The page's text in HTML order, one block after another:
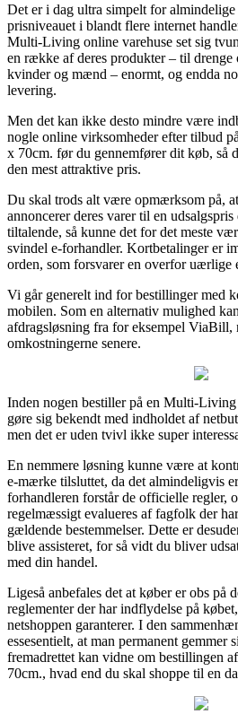
Det er i dag ultra simpelt for almindelige
prisniveauet i blandt flere internet
Multi-Living online varehuse set sig
en række af deres produkter – til drenge
kvinder og mænd – enormt, og endda
levering.
Men det kan ikke desto mindre være
nogle online virksomheder efter tilbud
x 70cm. før du gennemfører dit køb, så
den mest attraktive pris.
Du skal trods alt være opmærksom på,
annoncerer deres varer til en
tiltalende, så kunne det for det meste
svindel e-forhandler. Kortbetalinger er
orden, som forsvarer en overfor uærlige
Vi går generelt ind for bestillinger med
mobilen. Som en alternativ mulighed
afdragsløsning fra for eksempel ViaBill,
omkostningerne senere.
Inden nogen bestiller på en Multi-
gøre sig bekendt med indholdet af
men det er uden tvivl ikke super
En nemmere løsning kunne være at
e-mærke tilsluttet, da det almindeligvis
forhandleren forstår de officielle regler,
regelmæssigt evalueres af fagfolk der
gældende bestemmelser. Dette er
blive assisteret, for så vidt du bliver
med din handel.
Ligeså anbefales det at køber er obs på
reglementer der har indflydelse på
netshoppen garanterer. I den
essesentielt, at man permanent gemmer
fremadrettet kan vidne om bestillingen
70cm., hvad end du skal shoppe til en